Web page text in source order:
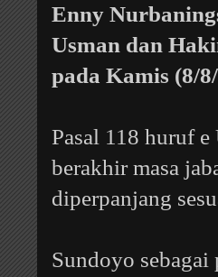
Enny
Usman dan
pada Kamis (8/
Pasal 118 huruf e
berakhir masa
diperpanjang
Sundoyo